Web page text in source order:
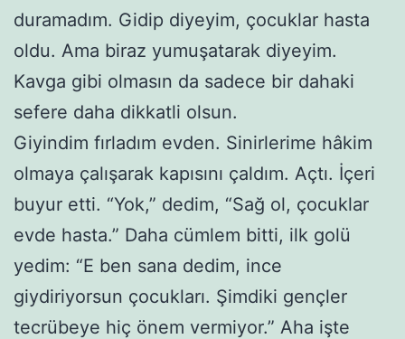
duramadım. Gidip diyeyim, çocuklar hasta
oldu. Ama biraz yumuşatarak diyeyim.
Kavga gibi olmasın da sadece bir dahaki
sefere daha dikkatli olsun.
Giyindim fırladım evden. Sinirlerime hâkim
olmaya çalışarak kapısını çaldım. Açtı. İçeri
buyur etti. “Yok,” dedim, “Sağ ol, çocuklar
evde hasta.” Daha cümlem bitti, ilk golü
yedim: “E ben sana dedim, ince
giydiriyorsun çocukları. Şimdiki gençler
tecrübeye hiç önem vermiyor.” Aha işte